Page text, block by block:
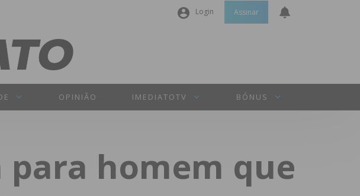
Login
Senha
INICIAR SESSÃO
Assinar
OPINIÃO IMEDIATOTV BÓNUS
homem que